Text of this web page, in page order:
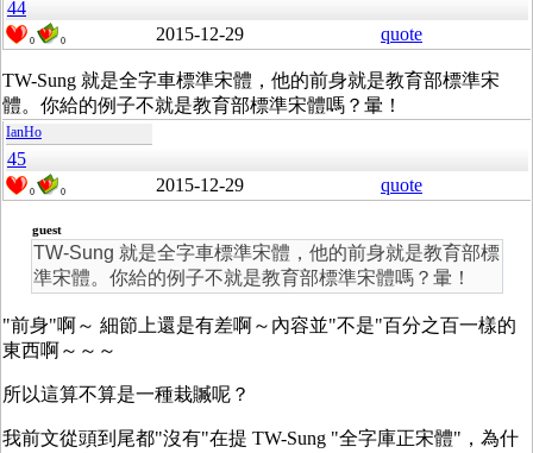
44
0 0 2015-12-29 quote
TW-Sung 就是全字車標準宋體，他的前身就是教育部標準宋
體。你給的例子不就是教育部標準宋體嗎？暈！
IanHo
45
0 0 2015-12-29 quote
guest
TW-Sung 就是全字車標準宋體，他的前身就是教育部標
準宋體。你給的例子不就是教育部標準宋體嗎？暈！
"前身"啊～ 細節上還是有差啊～內容並"不是"百分之百一樣的
東西啊～～～
所以這算不算是一種栽贓呢？
我前文從頭到尾都"沒有"在提 TW-Sung "全字庫正宋體"，為什